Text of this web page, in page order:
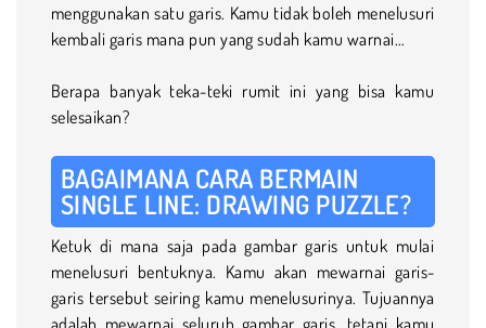
menggunakan satu garis. Kamu tidak boleh menelusuri
kembali garis mana pun yang sudah kamu warnai…
Berapa banyak teka-teki rumit ini yang bisa kamu
selesaikan?
BAGAIMANA CARA BERMAIN
SINGLE LINE: DRAWING PUZZLE?
Ketuk di mana saja pada gambar garis untuk mulai
menelusuri bentuknya. Kamu akan mewarnai garis-
garis tersebut seiring kamu menelusurinya. Tujuannya
adalah mewarnai seluruh gambar garis, tetapi kamu